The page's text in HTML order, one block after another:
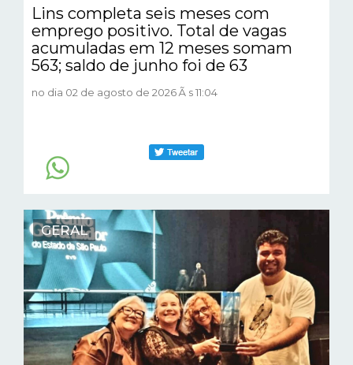
Lins completa seis meses com
emprego positivo. Total de vagas
acumuladas em 12 meses somam
563; saldo de junho foi de 63
no dia 02 de agosto de 2026 Ã s 11:04
GERAL